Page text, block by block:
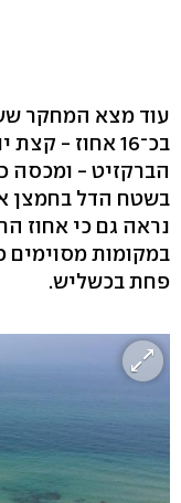
עוד מצא המחקר
בכ־16 אחוז -
נראה גם כי אחוז
במקומות מסוימים
פחת בכשליש.